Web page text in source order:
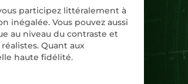
participez littéralement à
inégalée. Vous pouvez aussi
au niveau du contraste et
Quant aux
haute fidélité.